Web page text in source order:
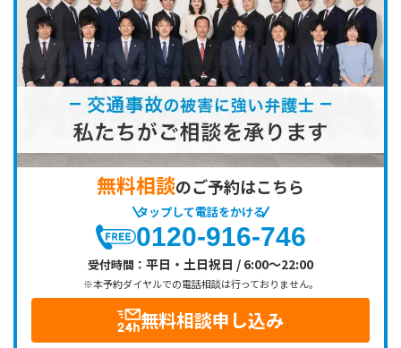
無料相談のご予約はこちら
タップして電話をかける
0120-916-746
受付時間： 平日・土日祝日 / 6:00～22:00
※本予約ダイヤルでの電話相談は行っておりません。
無料相談申し込み